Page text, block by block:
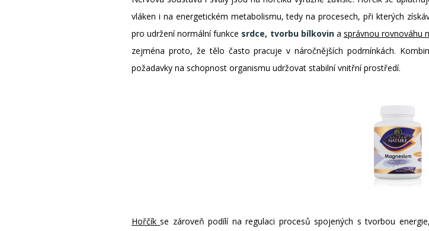
vláken i na energetickém metabolismu, tedy na procesech, při kterých
pro udržení normální funkce srdce, tvorbu bílkovin a správnou rovnováhu
zejména proto, že tělo často pracuje v náročnějších podmínkách.
požadavky na schopnost organismu udržovat stabilní vnitřní prostředí.
Hořčíkse zároveň podílí na regulaci procesů spojených s tvorbou